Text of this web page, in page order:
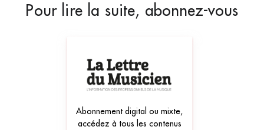
Pour lire la suite, abonnez-vous
Abonnement digital ou mixte,
accédez à tous les contenus